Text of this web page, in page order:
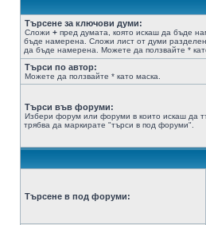
Търсене за ключови думи:
Сложи + пред думата, която искаш да бъде
бъде намерена. Сложи лист от думи
да бъде намерена. Можете да ползвайте *
Търси по автор:
Можете да ползвайте * като маска.
Търси във форуми:
Избери форум или форуми в които искаш да
трябва да маркирате "търси в под форуми".
Търсене в под форуми: